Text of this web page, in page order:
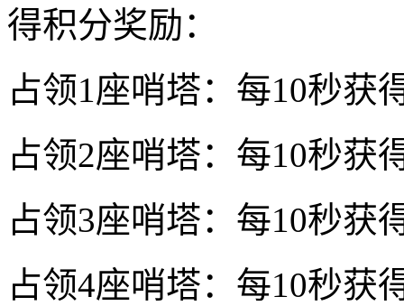
得积分奖励：
占领1座哨塔：每10秒获
占领2座哨塔：每10秒获
占领3座哨塔：每10秒获
占领4座哨塔：每10秒获